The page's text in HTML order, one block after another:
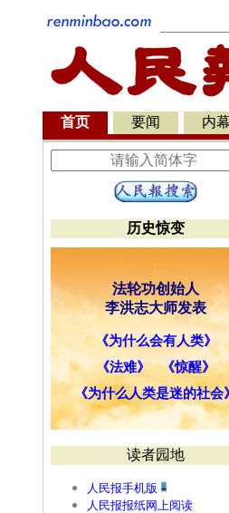
首页 要闻 内幕
历史惊变
法轮功创始人
李洪志大师发表
《为什么会有人类》
《法难》
《惊醒》
《为什么人类是迷的社会
读者园地
人民报手机版
人民报报纸网上阅读